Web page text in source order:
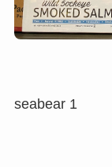
seabear 1